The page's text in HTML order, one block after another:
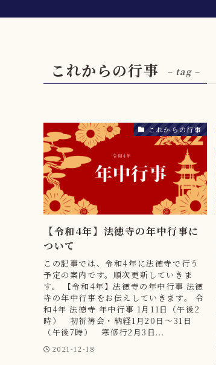
これからの行事 – tag –
これからの行事
【令和4年】法徳寺の年中行事に
ついて
この記事では、令和4年に法徳寺で行う
予定の案内です。順次更新していきま
す。 【令和4年】法徳寺の年中行事 法徳
寺の年中行事をお伝えしていきます。 令
和4年 法徳寺 年中行事 1月11日（午後2
時） 初祈祷会・納経1月20日～31日
（午後7時） 寒修行2月3日...
2021-12-18